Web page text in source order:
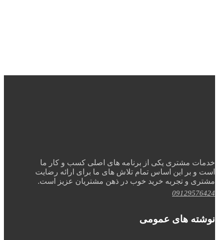
خدمات مشتری یکی از برنامه های اصلی کسب و کار ما
است و بر این اساس تمام تلاش های ما برای ارائه رضایت
مشتری و تجربه خرید خوب در ذهن مشتریان عزیز است.
09129576424
نوشته های عمومی